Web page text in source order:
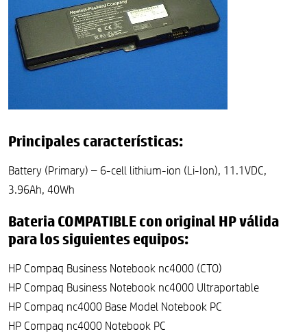
Principales características:
Battery (Primary) – 6-cell lithium-ion (Li-Ion), 11.1VDC,
3.96Ah, 40Wh
Bateria COMPATIBLE con original HP válida
para los siguientes equipos:
HP Compaq Business Notebook nc4000 (CTO)
HP Compaq Business Notebook nc4000 Ultraportable
HP Compaq nc4000 Base Model Notebook PC
HP Compaq nc4000 Notebook PC